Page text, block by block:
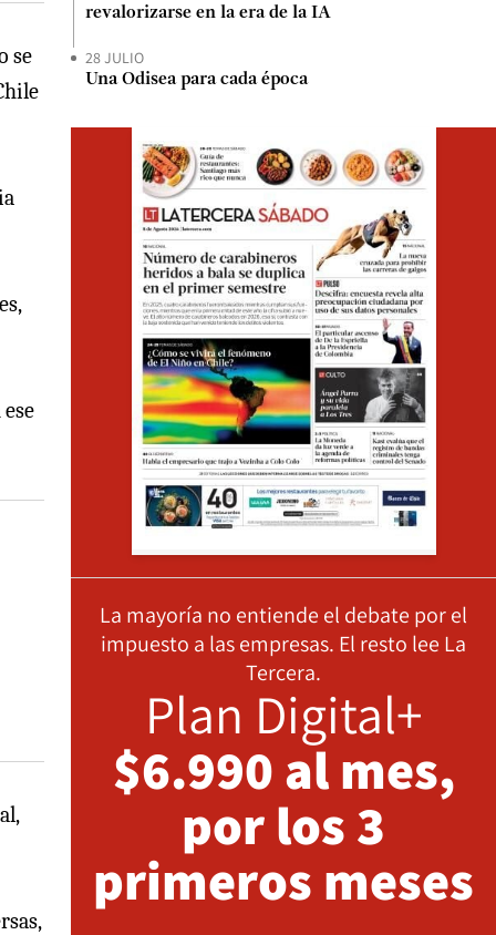
se
revalorizarse en la era de la IA
28 JULIO
Una Odisea para cada época
La mayoría no entiende el debate por el
impuesto a las empresas. El resto lee La
Tercera.
Plan Digital+
$6.990 al mes,
por los 3
primeros meses